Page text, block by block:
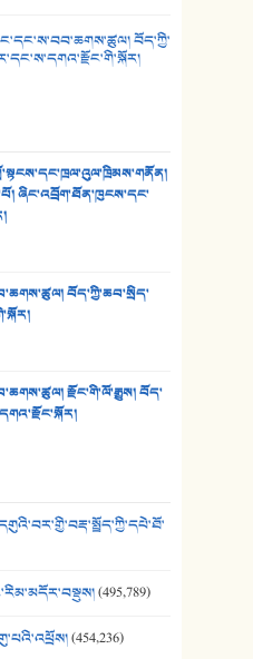
- ཕན་ཐོག
- ཟླ་སྒྲོན།
- ཟླ་སྒྲོན།
བོད་ཀྱི་
ཞིང་འབྲོག་ཐོན་ཁུངས་དང་
བོད་ཀྱི་ཆབ་སྲིད་
རྫོང་གི་ལོ་རྒྱུས། བོད་
(495,789)
(454,236)